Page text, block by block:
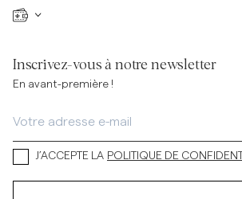
Inscrivez-vous à notre newsletter
En avant-première !
J’ACCEPTE LA POLITIQUE DE